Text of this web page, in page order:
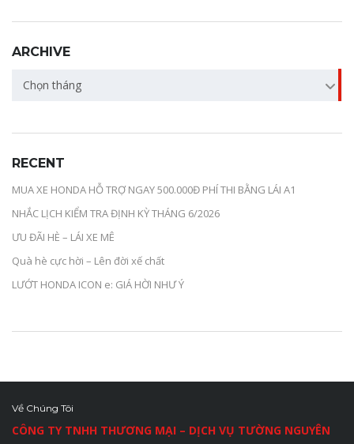
ARCHIVE
Chọn tháng
RECENT
MUA XE HONDA HỖ TRỢ NGAY 500.000Đ PHÍ THI BẰNG LÁI A1
NHẮC LỊCH KIỂM TRA ĐỊNH KỲ THÁNG 6/2026
ƯU ĐÃI HÈ – LÁI XE MÊ
Quà hè cực hời – Lên đời xế chất
LƯỚT HONDA ICON e: GIÁ HỜI NHƯ Ý
Về Chúng Tôi
CÔNG TY TNHH THƯƠNG MẠI – DỊCH VỤ TƯỜNG NGUYÊN